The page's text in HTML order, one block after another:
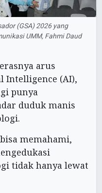
(GSA) 2026 yang
UMM, Fahmi Daud
arus
Intelligence (AI),
punya
duduk manis
memahami,
tidak hanya lewat